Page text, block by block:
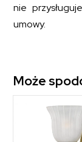
nie
umowy.
Może